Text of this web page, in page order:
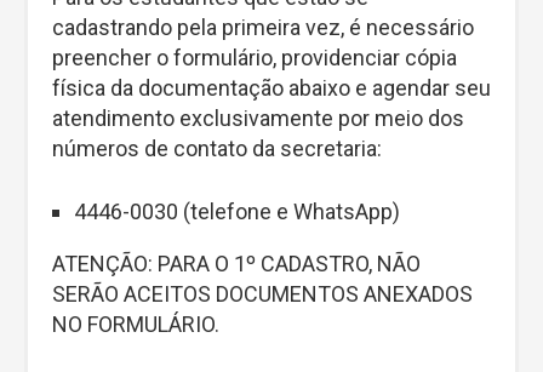
cadastrando pela primeira vez, é necessário
preencher o formulário, providenciar cópia
física da documentação abaixo e agendar seu
atendimento exclusivamente por meio dos
números de contato da secretaria:
4446-0030 (telefone e WhatsApp)
ATENÇÃO: PARA O 1º CADASTRO, NÃO
SERÃO ACEITOS DOCUMENTOS ANEXADOS
NO FORMULÁRIO.